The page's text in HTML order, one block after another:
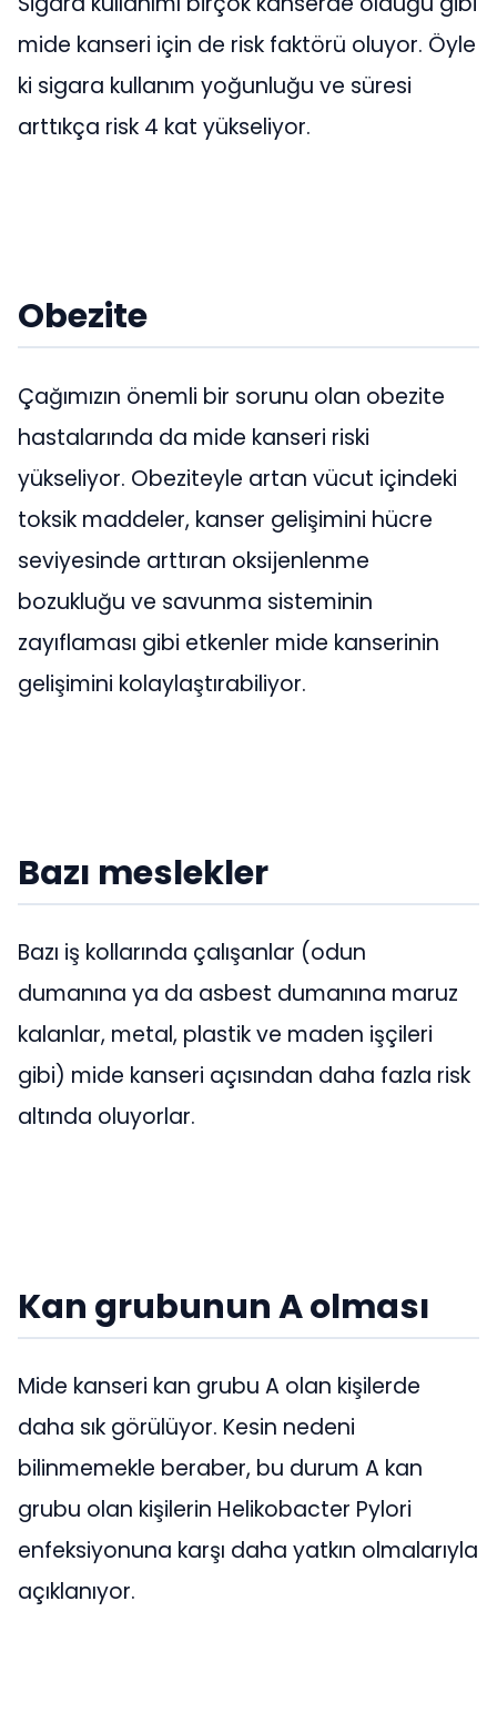
mide kanseri için de risk faktörü oluyor. Öyle
ki sigara kullanım yoğunluğu ve süresi
arttıkça risk 4 kat yükseliyor.
Obezite
Çağımızın önemli bir sorunu olan obezite
hastalarında da mide kanseri riski
yükseliyor. Obeziteyle artan vücut içindeki
toksik maddeler, kanser gelişimini hücre
seviyesinde arttıran oksijenlenme
bozukluğu ve savunma sisteminin
zayıflaması gibi etkenler mide kanserinin
gelişimini kolaylaştırabiliyor.
Bazı meslekler
Bazı iş kollarında çalışanlar (odun
dumanına ya da asbest dumanına maruz
kalanlar, metal, plastik ve maden işçileri
gibi) mide kanseri açısından daha fazla risk
altında oluyorlar.
Kan grubunun A olması
Mide kanseri kan grubu A olan kişilerde
daha sık görülüyor. Kesin nedeni
bilinmemekle beraber, bu durum A kan
grubu olan kişilerin Helikobacter Pylori
enfeksiyonuna karşı daha yatkın olmalarıyla
açıklanıyor.